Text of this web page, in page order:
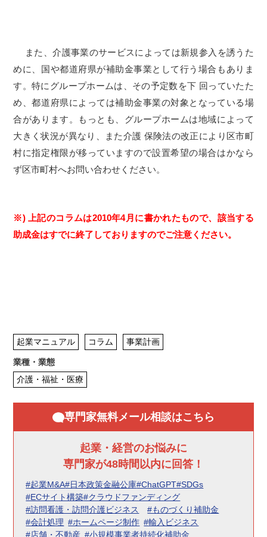
また、介護事業のサービスによっては新規参入を誘うた
めに、国や都道府県が補助金事業として行う場合もありま
す。特にグループホームは、その予定数を下 回っていたた
め、都道府県によっては補助金事業の対象となっている場
合があります。もっとも、グループホームは地域によって
大きく状況が異なり、また介護 保険法の改正により区市町
村に指定権限が移っていますので設置希望の場合はかなら
ず区市町村へお問い合わせください。
※) 上記のコラムは2010年4月に書かれたもので、該当する
助成金はすでに終了しておりますのでご注意ください。
起業マニュアル コラム 事業計画
業種・業態
介護・福祉・医療
専門家無料メール相談はこちら
起業・経営のお悩みに
専門家が48時間以内に回答！
#起業M&A#日本政策金融公庫#ChatGPT#SDGs
#ECサイト構築#クラウドファンディング
#訪問看護・訪問介護ビジネス
#ものづくり補助金
#会計処理 #ホームページ制作 #輸入ビジネス
#店舗・不動産 #小規模事業者持続化補助金